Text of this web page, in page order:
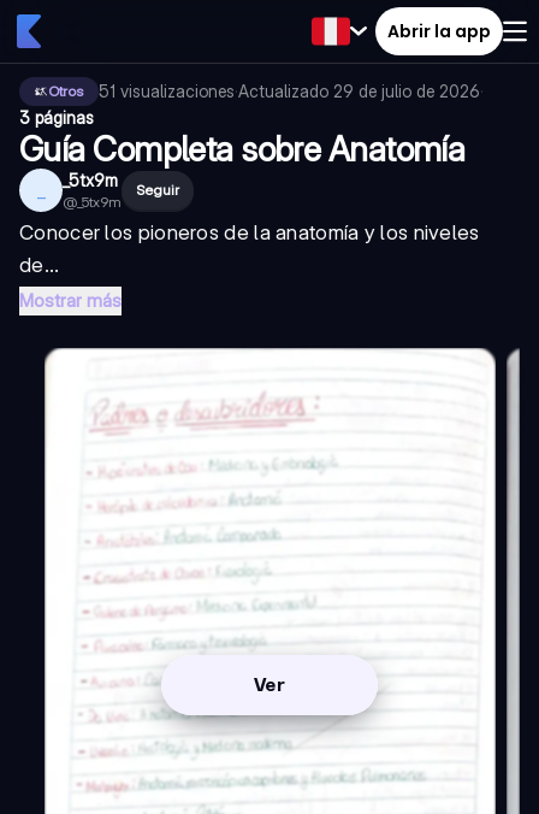
Abrir la app
Otros 51 visualizaciones·Actualizado 29 de julio de 2026·
3 páginas
Guía Completa sobre Anatomía
_5tx9m
@ _5tx9m
Seguir
Conocer los pioneros de la anatomía y los niveles
de...
Mostrar más
Ver